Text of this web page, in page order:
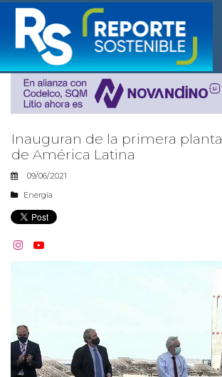
Inauguran de la primera
de América Latina
09/06/2021
Energía
 